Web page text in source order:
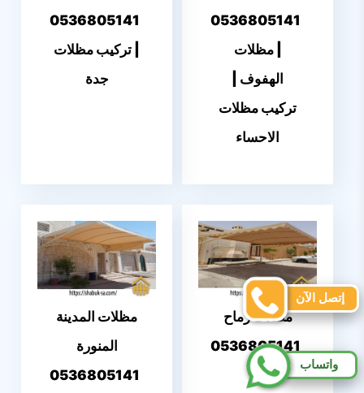
0536805141
| مظلات
الهفوف |
تركيب مظلات
الاحساء
0536805141
| تركيب مظلات
جدة
مظلات رماح
0536805141
مظلات المدينة
المنورة
0536805141
إتصل الآن
واتساب